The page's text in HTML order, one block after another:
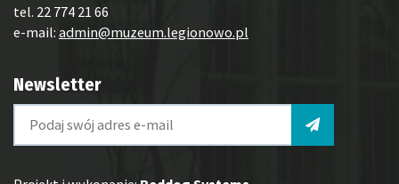
tel. 22 774 21 66
e-mail: admin@muzeum.legionowo.pl
Newsletter